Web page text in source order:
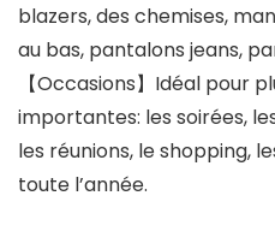
blazers, des chemises,
au bas, pantalons jeans,
【Occasions】Idéal pour
importantes: les soirées,
les réunions, le shopping,
toute l’année.